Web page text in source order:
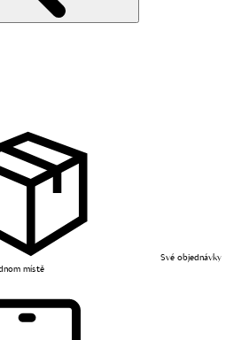
Své objednávky
místě